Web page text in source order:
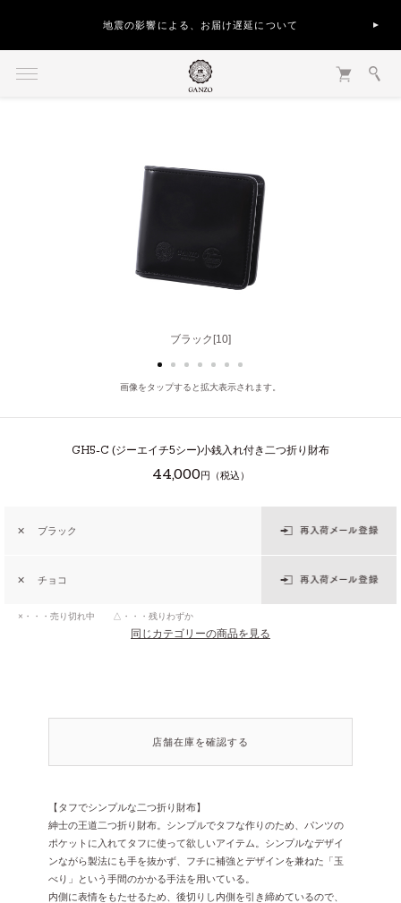
地震の影響による、お届け遅延について
ブラック[10]
チョコ[56]
画像をタップすると拡大表示されます。
GH5-C (ジーエイチ5シー)小銭入れ付き二つ折り財布
44,000円（税込）
✕ ブラック
✕ チョコ
×・・・売り切れ中 △・・・残りわずか
同じカテゴリーの商品を見る
店舗在庫を確認する
【タフでシンプルな二つ折り財布】
紳士の王道二つ折り財布。シンプルでタフな作りのため、パンツの
ポケットに入れてタフに使って欲しいアイテム。シンプルなデザイ
ンながら製法にも手を抜かず、フチに補強とデザインを兼ねた「玉
べり」という手間のかかる手法を用いている。
内側に表情をもたせるため、後切りし内側を引き締めているので、